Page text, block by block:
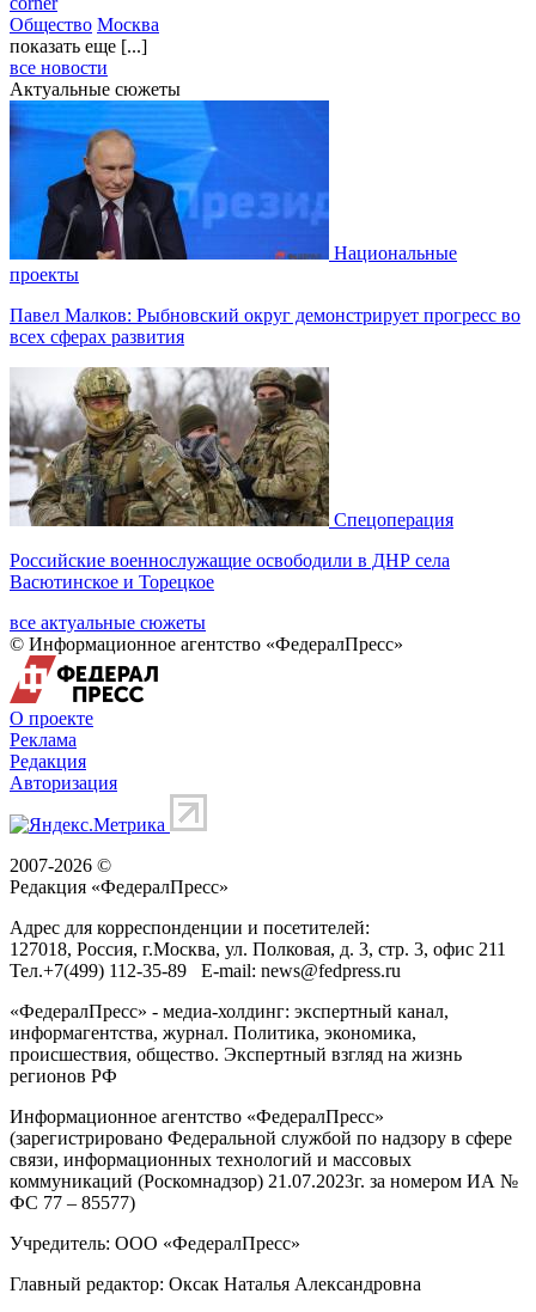
Общество Москва
показать еще [...]
все новости
Актуальные сюжеты
Национальные
проекты
Павел Малков: Рыбновский округ демонстрирует прогресс во
всех сферах развития
Спецоперация
Российские военнослужащие освободили в ДНР села
Васютинское и Торецкое
все актуальные сюжеты
© Информационное агентство «ФедералПресс»
О проекте
Реклама
Редакция
Авторизация
2007-2026 ©
Редакция «ФедералПресс»
Адрес для корреспонденции и посетителей:
127018, Россия, г.Москва, ул. Полковая, д. 3, стр. 3, офис 211
Тел.+7(499) 112-35-89 E-mail: news@fedpress.ru
«ФедералПресс» - медиа-холдинг: экспертный канал,
информагентства, журнал. Политика, экономика,
происшествия, общество. Экспертный взгляд на жизнь
регионов РФ
Информационное агентство «ФедералПресс»
(зарегистрировано Федеральной службой по надзору в сфере
связи, информационных технологий и массовых
коммуникаций (Роскомнадзор) 21.07.2023г. за номером ИА №
ФС 77 – 85577)
Учредитель: ООО «ФедералПресс»
Главный редактор: Оксак Наталья Александровна